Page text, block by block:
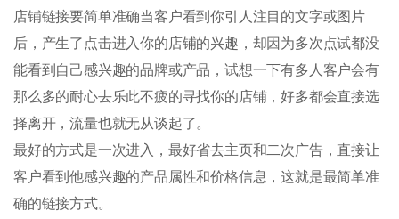
店铺链接要简单准确当客户看到你引人注目的文字或图片
后，产生了点击进入你的店铺的兴趣，却因为多次点试都没
能看到自己感兴趣的品牌或产品，试想一下有多人客户会有
那么多的耐心去乐此不疲的寻找你的店铺，好多都会直接选
择离开，流量也就无从谈起了。
最好的方式是一次进入，最好省去主页和二次广告，直接让
客户看到他感兴趣的产品属性和价格信息，这就是最简单准
确的链接方式。